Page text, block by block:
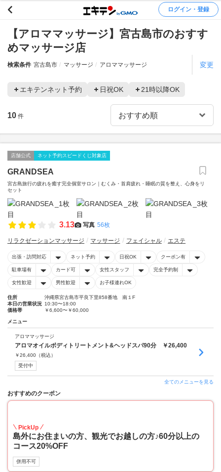
ログイン・登録
【アロママッサージ】宮古島市のおすす
めマッサージ店
検索条件 宮古島市 マッサージ アロママッサージ 変更
エキテンネット予約 日祝OK 21時以降OK
10 件
店舗公式 ネット予約スピードくじ対象店
GRANDSEA
宮古島旅行の疲れを癒す完全個室サロン｜むくみ・首肩疲れ・睡眠の質を整え、心身をリ
セット
3.13 写真 56枚
リラクゼーションマッサージ マッサージ フェイシャル エステ
出張・訪問対応 ネット予約 日祝OK クーポン有
駐車場有 カード可 女性スタッフ 完全予約制
女性歓迎 男性歓迎 お子様連れOK
住所
沖縄県宮古島市平良下里858番地 南１F
本日の営業状況 10:30〜18:00
価格帯
￥6,600〜￥60,000
メニュー
アロママッサージ
アロマオイルボディトリートメント&ヘッドスパ90分 ￥26,400
￥26,400 （税込）
受付中
全てのメニューを見る
おすすめのクーポン
PickUp
島外にお住まいの方、観光でお越しの方♪60分以上の
コース20%OFF
併用不可